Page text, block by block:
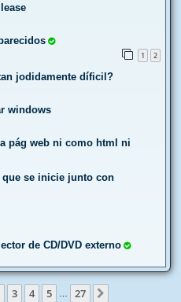
1 2
jodidamente díficil?
windows
pág web ni como html ni
se inicie junto con
de CD/DVD externo
de 27
3 4 5 27